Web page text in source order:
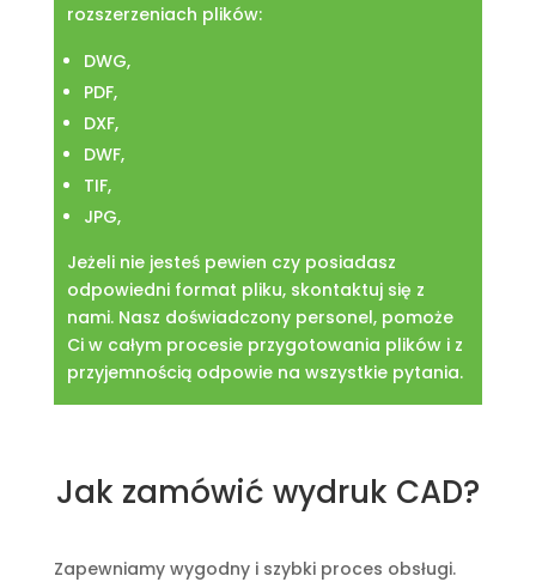
rozszerzeniach plików:
DWG,
PDF,
DXF,
DWF,
TIF,
JPG,
Jeżeli nie jesteś pewien czy posiadasz
odpowiedni format pliku, skontaktuj się z
nami. Nasz doświadczony personel, pomoże
Ci w całym procesie przygotowania plików i z
przyjemnością odpowie na wszystkie pytania.
Jak zamówić wydruk CAD?
Zapewniamy wygodny i szybki proces obsługi.